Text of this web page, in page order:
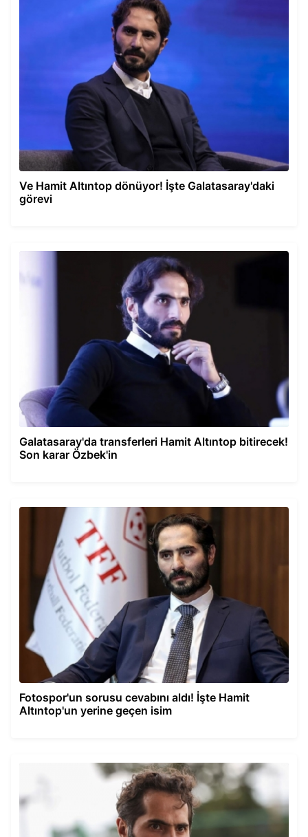
Ve Hamit Altıntop dönüyor! İşte Galatasaray'daki
görevi
Galatasaray'da transferleri Hamit Altıntop bitirecek!
Son karar Özbek'in
Fotospor'un sorusu cevabını aldı! İşte Hamit
Altıntop'un yerine geçen isim